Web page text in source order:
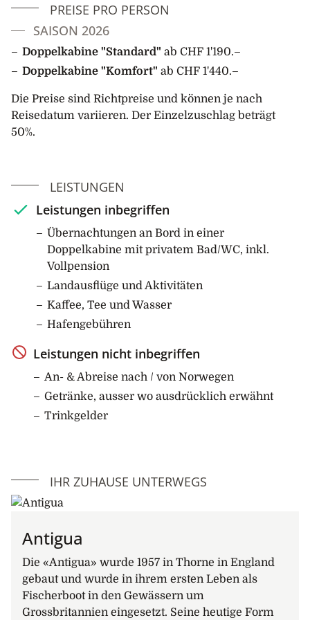
PREISE PRO PERSON
SAISON 2026
Doppelkabine "Standard" ab CHF 1'190.–
Doppelkabine "Komfort" ab CHF 1'440.–
Die Preise sind Richtpreise und können je nach
Reisedatum variieren. Der Einzelzuschlag beträgt
50%.
LEISTUNGEN
Leistungen inbegriffen
Übernachtungen an Bord in einer
Doppelkabine mit privatem Bad/WC, inkl.
Vollpension
Landausflüge und Aktivitäten
Kaffee, Tee und Wasser
Hafengebühren
Leistungen nicht inbegriffen
An- & Abreise nach / von Norwegen
Getränke, ausser wo ausdrücklich erwähnt
Trinkgelder
IHR ZUHAUSE UNTERWEGS
Antigua
Die «Antigua» wurde 1957 in Thorne in England
gebaut und wurde in ihrem ersten Leben als
Fischerboot in den Gewässern um
Grossbritannien eingesetzt. Seine heutige Form